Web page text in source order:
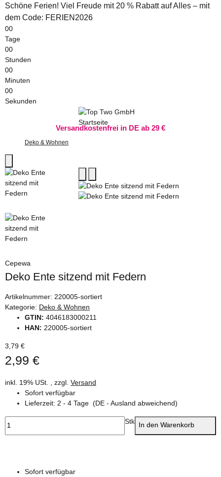
Schöne Ferien! Viel Freude mit 20 % Rabatt auf Alles – mit
dem Code: FERIEN2026
00
Tage
00
Stunden
00
Minuten
00
Sekunden
Versandkostenfrei in DE ab 29 €
Deko & Wohnen
Cepewa
Deko Ente sitzend mit Federn
Artikelnummer: 220005-sortiert
Kategorie: Deko & Wohnen
GTIN: 4046183000211
HAN: 220005-sortiert
3,79 €
2,99 €
inkl. 19% USt. , zzgl. Versand
Sofort verfügbar
Lieferzeit: 2 - 4 Tage (DE - Ausland abweichend)
Stk In den Warenkorb
Sofort verfügbar